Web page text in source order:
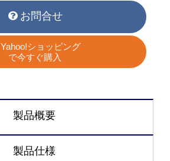
お問合せ
Yahoo!ショッピング
で今すぐ購入
製品概要
製品仕様